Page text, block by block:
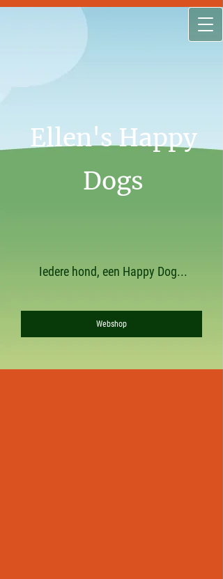
Ellen's Happy
Dogs
Iedere hond, een Happy Dog...
Webshop